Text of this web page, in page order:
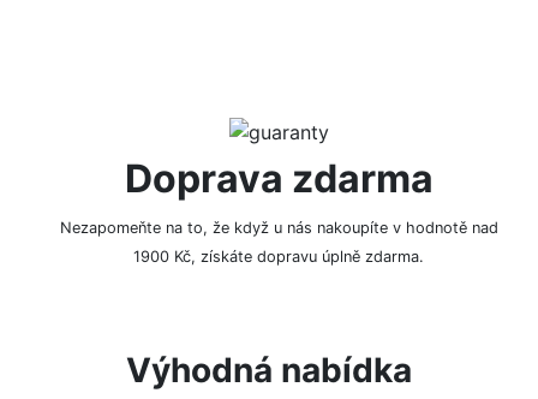
Doprava zdarma
Nezapomeňte na to, že když u nás nakoupíte v hodnotě nad
1900 Kč, získáte dopravu úplně zdarma.
Výhodná nabídka